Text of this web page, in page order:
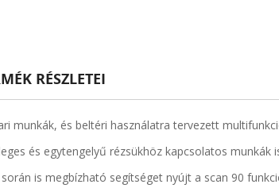
RÉSZLETEI
munkák, és beltéri használatra tervezett
és egytengelyű rézsükhöz kapcsolatos munkák
is megbízható segítséget nyújt a scan 90